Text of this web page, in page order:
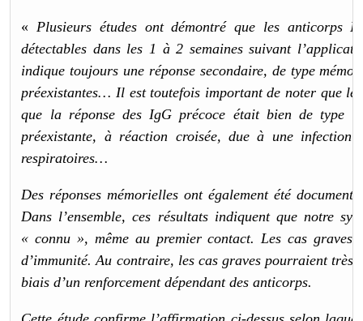
«Plusieurs études ont démontré que les anticorps
détectables dans les 1 à 2 semaines suivant
indique toujours une réponse secondaire, de type
préexistantes… Il est toutefois important de noter que
que la réponse des IgG précoce était bien de type
préexistante, à réaction croisée, due à une infection
respiratoires…
Des réponses mémorielles ont également été
Dans l’ensemble, ces résultats indiquent que notre
« connu », même au premier contact. Les cas
d’immunité. Au contraire, les cas graves pourraient très
biais d’un renforcement dépendant des anticorps.